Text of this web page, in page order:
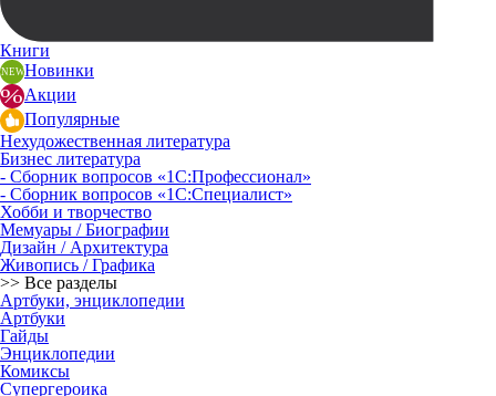
Книги
Новинки
Акции
Популярные
Нехудожественная литература
Бизнес литература
- Сборник вопросов «1С:Профессионал»
- Сборник вопросов «1С:Специалист»
Хобби и творчество
Мемуары / Биографии
Дизайн / Архитектура
Живопись / Графика
>> Все разделы
Артбуки, энциклопедии
Артбуки
Гайды
Энциклопедии
Комиксы
Супергероика